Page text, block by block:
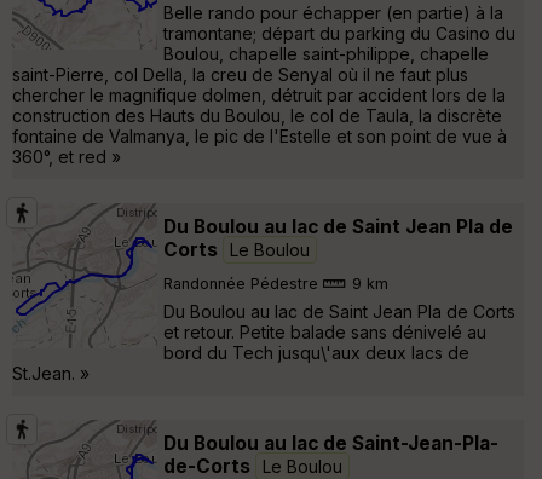
Belle rando pour échapper (en partie) à la
tramontane; départ du parking du Casino du
Boulou, chapelle saint-philippe, chapelle
saint-Pierre, col Della, la creu de Senyal où il ne faut plus
chercher le magnifique dolmen, détruit par accident lors de la
construction des Hauts du Boulou, le col de Taula, la discrète
fontaine de Valmanya, le pic de l'Estelle et son point de vue à
360°, et red »
Du Boulou au lac de Saint Jean Pla de
Corts
Le Boulou
Randonnée Pédestre 9 km
Du Boulou au lac de Saint Jean Pla de Corts
et retour. Petite balade sans dénivelé au
bord du Tech jusqu\'aux deux lacs de
St.Jean. »
Du Boulou au lac de Saint-Jean-Pla-
de-Corts
Le Boulou